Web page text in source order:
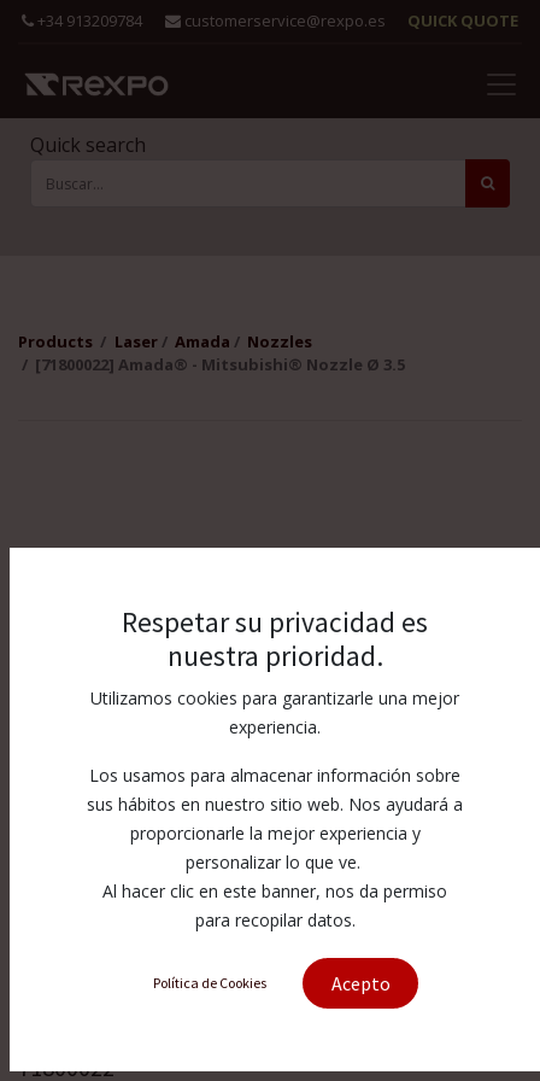
+34 913209784 customerservice@rexpo.es QUICK QUOTE
Quick search
Products Laser Amada
Nozzles
[71800022] Amada® - Mitsubishi® Nozzle Ø 3.5
[71800022] Amada® - Mitsubishi®
71800022
Respetar su privacidad es
nuestra prioridad.
Utilizamos cookies para garantizarle una mejor
experiencia.
Los usamos para almacenar información sobre
sus hábitos en nuestro sitio web. Nos ayudará a
proporcionarle la mejor experiencia y
personalizar lo que ve.
Al hacer clic en este banner, nos da permiso
para recopilar datos.
Política de Cookies Acepto